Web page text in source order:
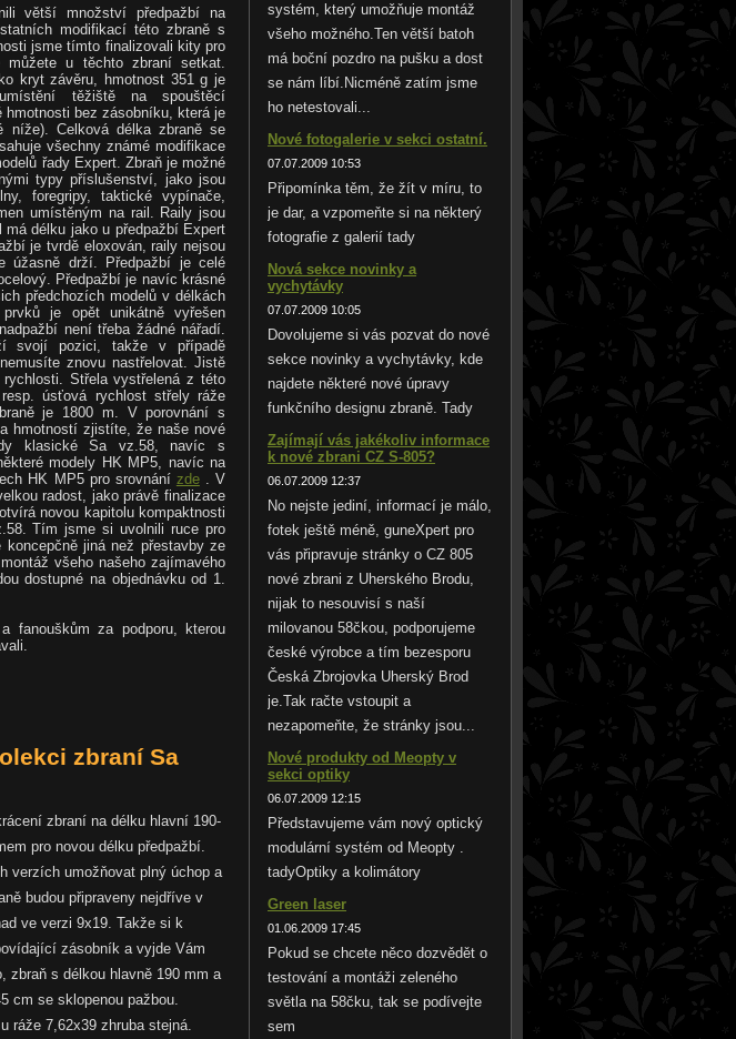
větší množství předpažbí na
modifikací této zbraně s
jsme tímto finalizovali kity pro
u těchto zbraní setkat.
kryt závěru, hmotnost 351 g je
těžiště na spouštěcí
bez zásobníku, která je
níže). Celková délka zbraně se
všechny známé modifikace
řady Expert. Zbraň je možné
typy příslušenství, jako jsou
foregripy, taktické vypínače,
umístěným na rail. Raily jsou
délku jako u předpažbí Expert
je tvrdě eloxován, raily nejsou
úžasně drží. Předpažbí je celé
Předpažbí je navíc krásné
předchozích modelů v délkách
je opět unikátně vyřešen
není třeba žádné nářadí.
svojí pozici, takže v případě
znovu nastřelovat. Jistě
Střela vystřelená z této
úsťová rychlost střely ráže
je 1800 m. V porovnání s
hmotností zjistíte, že naše nové
klasické Sa vz.58, navíc s
modely HK MP5, navíc na
HK MP5 pro srovnání zde. V
radost, jako právě finalizace
novou kapitolu kompaktnosti
Tím jsme si uvolnili ruce pro
jiná než přestavby ze
všeho našeho zajímavého
dostupné na objednávku od 1.
fanouškům za podporu, kterou
zbraní Sa
zbraní na délku hlavní 190-
pro novou délku předpažbí.
verzích umožňovat plný úchop a
budou připraveny nejdříve v
ve verzi 9x19. Takže si k
zásobník a vyjde Vám
zbraň s délkou hlavně 190 mm a
cm se sklopenou pažbou.
ráže 7,62x39 zhruba stejná.
systém, který umožňuje montáž
všeho možného.Ten větší batoh
má boční pozdro na pušku a dost
se nám líbí.Nicméně zatím jsme
ho netestovali...
Nové fotogalerie v sekci ostatní.
07.07.2009 10:53
Připomínka těm, že žít v míru, to
je dar, a vzpomeňte si na některý
fotografie z galerií tady
Nová sekce novinky a
vychytávky
07.07.2009 10:05
Dovolujeme si vás pozvat do nové
sekce novinky a vychytávky, kde
najdete některé nové úpravy
funkčního designu zbraně. Tady
Zajímají vás jakékoliv informace
k nové zbrani CZ S-805?
06.07.2009 12:37
No nejste jediní, informací je málo,
fotek ještě méně, guneXpert pro
vás připravuje stránky o CZ 805
nové zbrani z Uherského Brodu,
nijak to nesouvisí s naší
milovanou 58čkou, podporujeme
české výrobce a tím bezesporu
Česká Zbrojovka Uherský Brod
je.Tak račte vstoupit a
nezapomeňte, že stránky jsou...
Nové produkty od Meopty v
sekci optiky
06.07.2009 12:15
Představujeme vám nový optický
modulární systém od Meopty .
tadyOptiky a kolimátory
Green laser
01.06.2009 17:45
Pokud se chcete něco dozvědět o
testování a montáži zeleného
světla na 58čku, tak se podívejte
sem